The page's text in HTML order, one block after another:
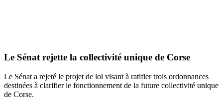
Le Sénat rejette la collectivité unique de Corse
Le Sénat a rejeté le projet de loi visant à ratifier trois ordonnances
destinées à clarifier le fonctionnement de la future collectivité unique
de Corse.